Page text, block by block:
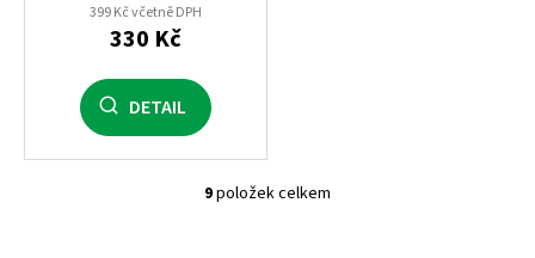
399 Kč včetně DPH
330 Kč
DETAIL
O
9položek celkem